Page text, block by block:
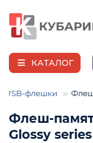
КАТАЛОГ
USB-флешки
Флеш-
Glossy series